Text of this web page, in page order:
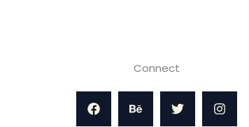
Connect